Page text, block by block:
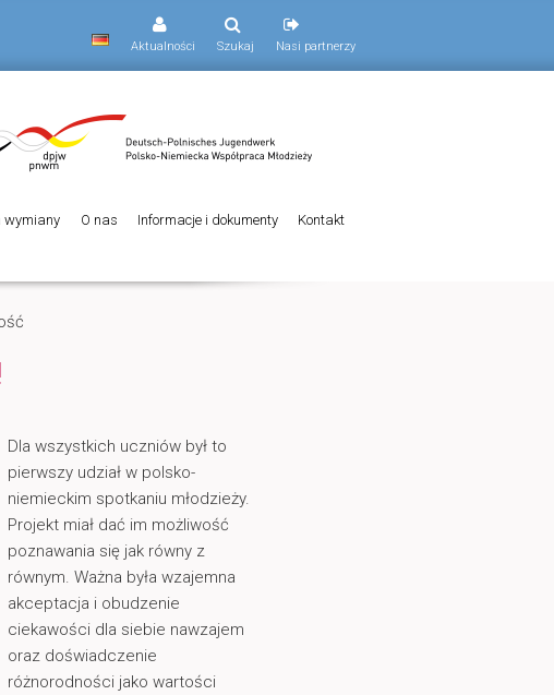
Aktualności Szukaj Nasi partnerzy
wymiany O nas Informacje i dokumenty Kontakt
Dla wszystkich uczniów był to
pierwszy udział w polsko-
niemieckim spotkaniu młodzieży.
Projekt miał dać im możliwość
poznawania się jak równy z
równym. Ważna była wzajemna
akceptacja i obudzenie
ciekawości dla siebie nawzajem
oraz doświadczenie
różnorodności jako wartości